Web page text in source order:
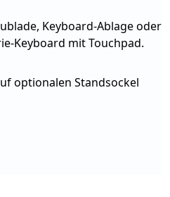
Keyboard-Ablage oder
Keyboard mit Touchpad.
optionalen Standsockel